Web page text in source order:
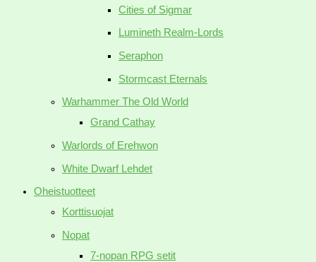
Cities of Sigmar
Lumineth Realm-Lords
Seraphon
Stormcast Eternals
Warhammer The Old World
Grand Cathay
Warlords of Erehwon
White Dwarf Lehdet
Oheistuotteet
Korttisuojat
Nopat
7-nopan RPG setit